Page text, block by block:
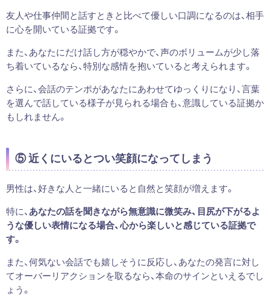
友人や仕事仲間と話すときと比べて優しい口調になるのは、相手
に心を開いている証拠です。
また、あなたにだけ話し方が穏やかで、声のボリュームが少し落
ち着いているなら、特別な感情を抱いていると考えられます。
さらに、会話のテンポがあなたにあわせてゆっくりになり、言葉
を選んで話している様子が見られる場合も、意識している証拠か
もしれません。
⑤ 近くにいるとつい笑顔になってしまう
男性は、好きな人と一緒にいると自然と笑顔が増えます。
特に、あなたの話を聞きながら無意識に微笑み、目尻が下がるよ
うな優しい表情になる場合、心から楽しいと感じている証拠で
す。
また、何気ない会話でも嬉しそうに反応し、あなたの発言に対し
てオーバーリアクションを取るなら、本命のサインといえるでし
ょう。